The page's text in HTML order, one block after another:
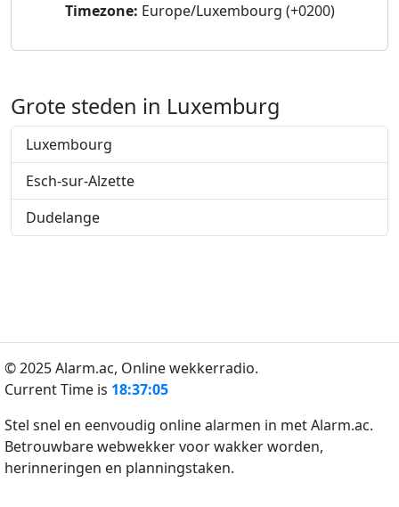
Timezone: Europe/Luxembourg (+0200)
Grote steden in Luxemburg
Luxembourg
Esch-sur-Alzette
Dudelange
© 2025 Alarm.ac, Online wekkerradio.
Current Time is 18:37:05
Stel snel en eenvoudig online alarmen in met Alarm.ac.
Betrouwbare webwekker voor wakker worden,
herinneringen en planningstaken.